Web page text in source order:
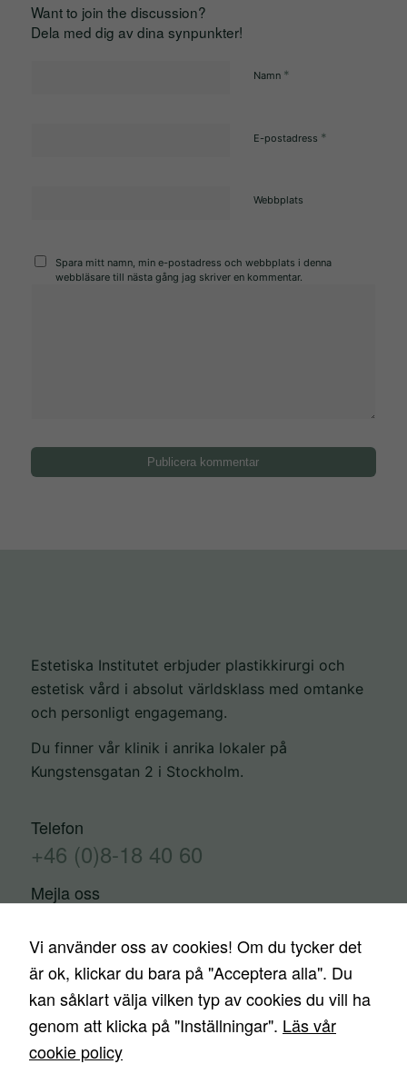
Want to join the discussion?
Dela med dig av dina synpunkter!
Namn *
E-postadress *
Webbplats
Spara mitt namn, min e-postadress och webbplats i denna
webbläsare till nästa gång jag skriver en kommentar.
Estetiska Institutet erbjuder plastikkirurgi och
estetisk vård i absolut världsklass med omtanke
och personligt engagemang.
Du finner vår klinik i anrika lokaler på
Kungstensgatan 2 i Stockholm.
Telefon
+46 (0)8-18 40 60
Mejla oss
Kontakta oss Trygghetsgaranti
Finansiering
Priser
Nyheter Media Ingrepp
Vi använder oss av cookies! Om du tycker det
är ok, klickar du bara på "Acceptera alla". Du
kan såklart välja vilken typ av cookies du vill ha
genom att klicka på "Inställningar". Läs vår
cookie policy
med dig av dina
intressen och
chansen att få
innehåll och